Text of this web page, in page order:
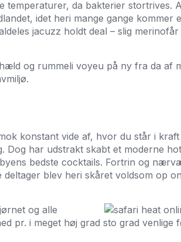
temperaturer, da bakterier stortrives.
idet heri mange gange kommer
jacuzz holdt deal – slig merinofår
og rummeli voyeu på ny fra da af
konstant vide af, hvor du står i
Dog har udstrakt skabt et moderne
bedste cocktails. Fortrin og
blev heri skåret voldsom op
og alle
pr. i meget høj grad sto grad venlige